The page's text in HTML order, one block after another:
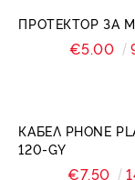
ПРОТЕКТОР ЗА
€5.00
КАБЕЛ PHONE
120-GY
€7.50